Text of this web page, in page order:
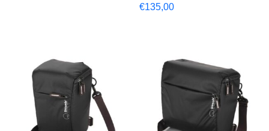
€135,00